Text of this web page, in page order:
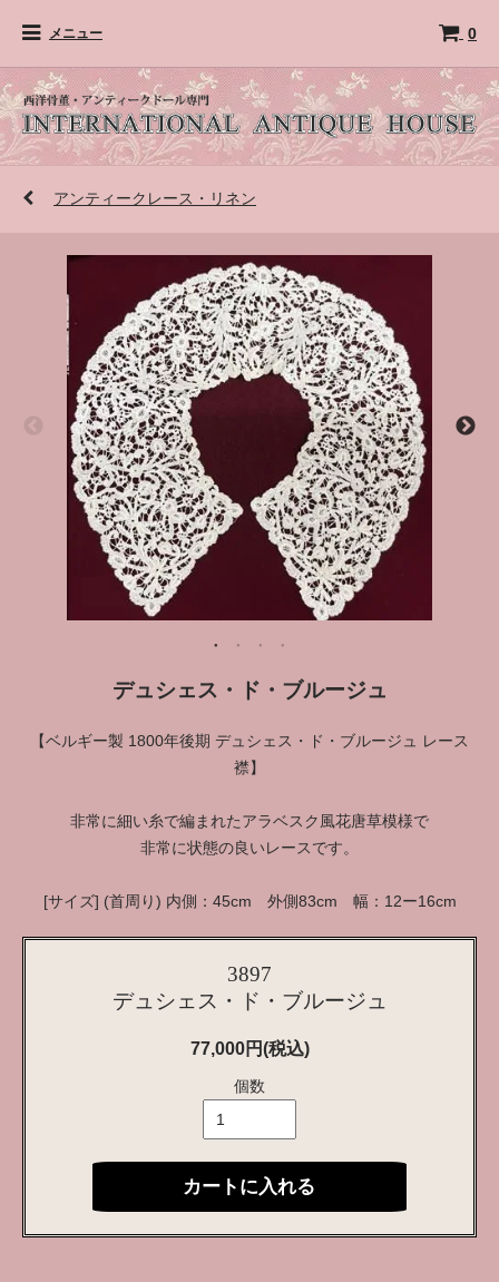
メニュー 0
アンティークレース・リネン
デュシェス・ド・ブルージュ
【ベルギー製 1800年後期 デュシェス・ド・ブルージュ レース
襟】
非常に細い糸で編まれたアラベスク風花唐草模様で
非常に状態の良いレースです。
[サイズ] (首周り) 内側：45cm 外側83cm 幅：12ー16cm
3897
デュシェス・ド・ブルージュ
77,000円(税込)
個数
カートに入れる